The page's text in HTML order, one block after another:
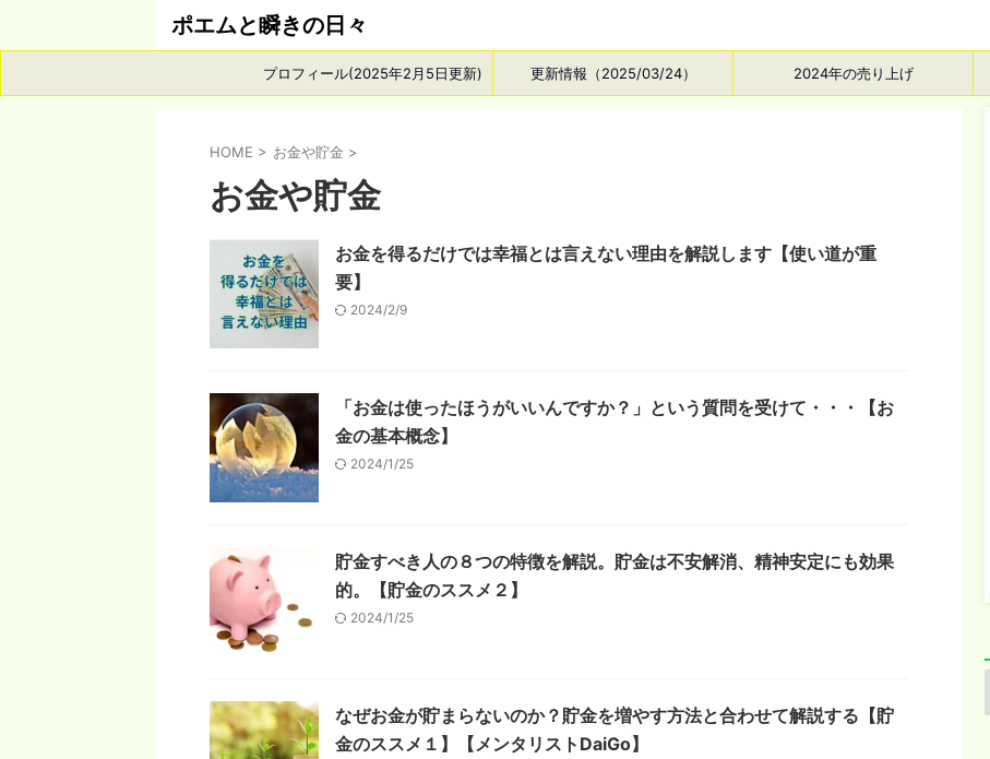
ポエムと瞬きの日々
プロフィール(2025年2月5日更新) 更新情報（2025/03/24） 2024年の売り上げ
HOME > お金や貯金 >
お金や貯金
お金を得るだけでは幸福とは言えない理由を解説します【使い道が重
要】
2024/2/9
「お金は使ったほうがいいんですか？」という質問を受けて・・・【お
金の基本概念】
2024/1/25
貯金すべき人の８つの特徴を解説。貯金は不安解消、精神安定にも効果
的。【貯金のススメ２】
2024/1/25
なぜお金が貯まらないのか？貯金を増やす方法と合わせて解説する【貯
金のススメ１】【メンタリストDaiGo】